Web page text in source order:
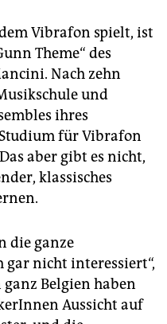
Vibrafon spielt, ist
Theme“ des
Nach zehn
und
ihres
für Vibrafon
aber gibt es nicht,
klassisches
die ganze
nicht interessiert“,
ganz Belgien haben
Aussicht auf